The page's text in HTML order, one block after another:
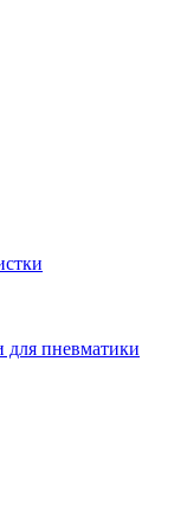
для пневматики